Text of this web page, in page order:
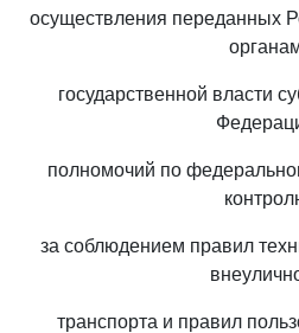
осуществления переданных
государственной власти
полномочий по
за соблюдением правил
транспорта и правил